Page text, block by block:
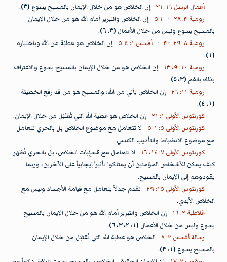
أعمال الرسل ١٦: ٣١
إن الخلاص هو من خلال الإيمان بالمسيح يسوع (٣)
.
رومية ٣: ٢٨
؛ ٥:١ إن الخلاص والتبرير أمام الله هو من خلال الإيمان
بالمسيح يسوع وليس من خلال الأعمال (٣، ٦)
.
رومية ٨: ٢٩-٣٠
؛ أفسس ١: ٤-٥
إن الخلاص هو عطيّة من الله وباختياره
(١)
.
رومية ١٠: ٩، ١٣
إن الخلاص هو من خلال الإيمان بالمسيح يسوع والاعتراف
بذلك بالفم (٣، ٥)
.
رومية ١١: ٢٦
إن الخلاص يأتي من الله؛ والمسيح هو من قد رفع الخطيئة
(١، ٤)
.
كورنثوس الأولى ١: ٢١
إن الخلاص هو عطية الله التي تُقتَبَل من خلال الإيمان.
كورنثوس الأولى ٥: ١-٥
لا تتعامل مع موضوع الخلاص بل بالحري تتعامل
مع موضوع الانضباط والتأديب الكنسي.
كورنثوس الأولى ٧: ١٤، ١٦
لا تتعامل مع مٌسبِّبات الخلاص، بل بالحري تُظهر
كيف يمكن للأشخاص المؤمنين أن يمتلكوا تأثيراً إيجابياً على الآخرين، وربما
يقودوهم إلى الإيمان بالمسيح.
كورنثوس الأولى ١٥: ٢٩
تقدم جدلاً يتعامل مع قيامة الأجساد وليس مع
الخلاص الأبدي.
غلاطية ٢: ١٦
إن الخلاص والتبرير أمام الله هو من خلال الإيمان بالمسيح
يسوع وليس من خلال الأعمال (١، ٢، ٣، ٦)
.
رسالة أفسس ٢: ٨
الخلاص هو عطية الله التي تُقتَبَل من خلال الإيمان
بالمسيح يسوع (١، ٣)
.